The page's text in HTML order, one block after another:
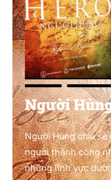
Người
Người Hùng chia sẻ
người thành công
những lĩnh vực